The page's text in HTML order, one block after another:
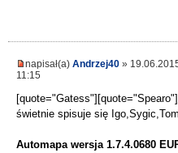
napisał(a) Andrzej40 »
11:15
świetnie spisuje się
Automapa wersja 1.7.4.0680